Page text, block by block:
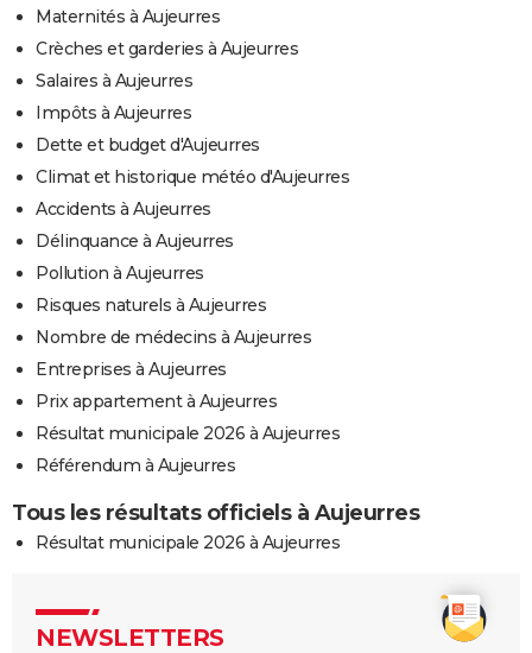
Maternités à Aujeurres
Crèches et garderies à Aujeurres
Salaires à Aujeurres
Impôts à Aujeurres
Dette et budget d'Aujeurres
Climat et historique météo d'Aujeurres
Accidents à Aujeurres
Délinquance à Aujeurres
Pollution à Aujeurres
Risques naturels à Aujeurres
Nombre de médecins à Aujeurres
Entreprises à Aujeurres
Prix appartement à Aujeurres
Résultat municipale 2026 à Aujeurres
Référendum à Aujeurres
Tous les résultats officiels à Aujeurres
Résultat municipale 2026 à Aujeurres
NEWSLETTERS